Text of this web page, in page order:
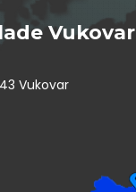
Vukovar
Vukovar